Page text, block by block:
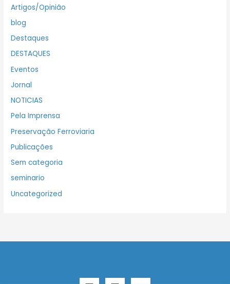
Artigos/Opinião
blog
Destaques
DESTAQUES
Eventos
Jornal
NOTICIAS
Pela Imprensa
Preservação Ferroviaria
Publicações
Sem categoria
seminario
Uncategorized